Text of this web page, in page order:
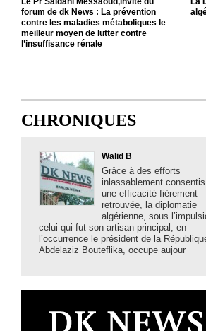
forum de dk News : La prévention
contre les maladies métaboliques le
meilleur moyen de lutter contre
l’insuffisance rénale
CHRONIQUES
Walid B
Grâce à des efforts
inlassablement
une efficacité fièrement
retrouvée, la diplomatie
algérienne, sous
celui qui fut son artisan principal, en
l’occurrence le président de la
Abdelaziz Bouteflika, occupe aujour